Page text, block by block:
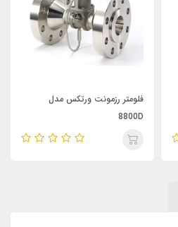
فلومتر رزمونت ورتکس مدل
8800D